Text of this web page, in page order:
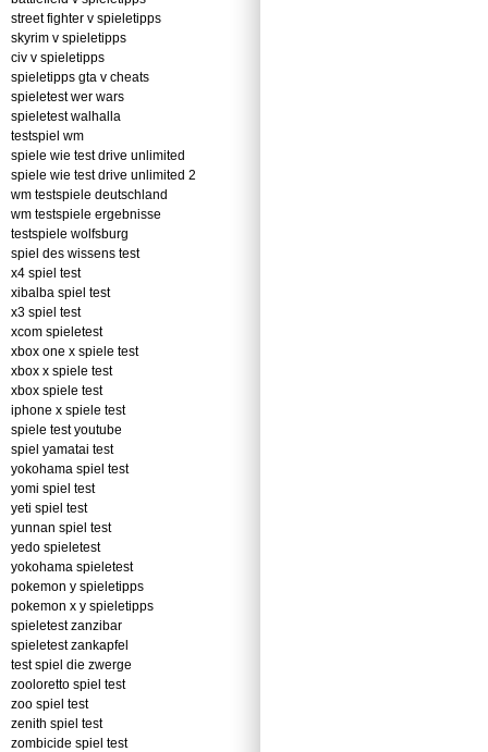
street fighter v spieletipps
skyrim v spieletipps
civ v spieletipps
spieletipps gta v cheats
spieletest wer wars
spieletest walhalla
testspiel wm
spiele wie test drive unlimited
spiele wie test drive unlimited 2
wm testspiele deutschland
wm testspiele ergebnisse
testspiele wolfsburg
spiel des wissens test
x4 spiel test
xibalba spiel test
x3 spiel test
xcom spieletest
xbox one x spiele test
xbox x spiele test
xbox spiele test
iphone x spiele test
spiele test youtube
spiel yamatai test
yokohama spiel test
yomi spiel test
yeti spiel test
yunnan spiel test
yedo spieletest
yokohama spieletest
pokemon y spieletipps
pokemon x y spieletipps
spieletest zanzibar
spieletest zankapfel
test spiel die zwerge
zooloretto spiel test
zoo spiel test
zenith spiel test
zombicide spiel test